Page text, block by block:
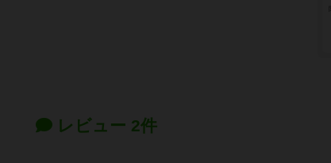
レビュー 2件